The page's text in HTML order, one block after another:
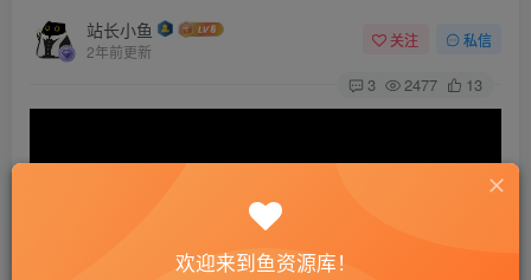
站长小鱼
2年前更新
关注 私信
3 2477 13
欢迎来到鱼资源库！